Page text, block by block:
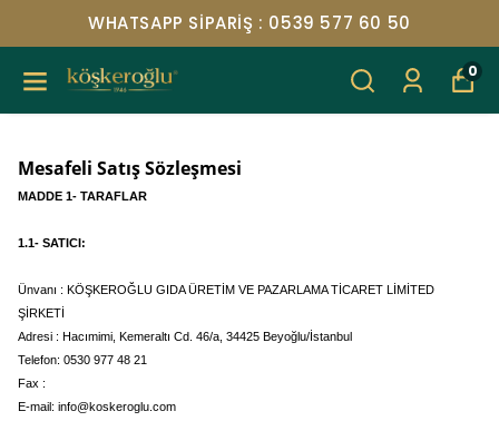
WHATSAPP SIPARIŞ : 0539 577 60 50
0
Mesafeli Satış Sözleşmesi
MADDE 1- TARAFLAR
1.1- SATICI:
Ünvanı : KÖŞKEROĞLU GIDA ÜRETİM VE PAZARLAMA TİCARET LİMİTED
ŞİRKETİ
Adresi : Hacımimi, Kemeraltı Cd. 46/a, 34425 Beyoğlu/İstanbul
Telefon: 0530 977 48 21
Fax :
E-mail: info@koskeroglu.com